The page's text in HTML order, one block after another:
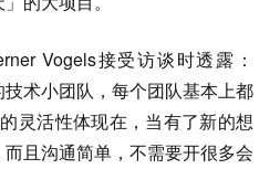
Vogels接受访谈时透露：
技术小团队，每个团队基本上都
灵活性体现在，当有了新的想
且沟通简单，不需要开很多会